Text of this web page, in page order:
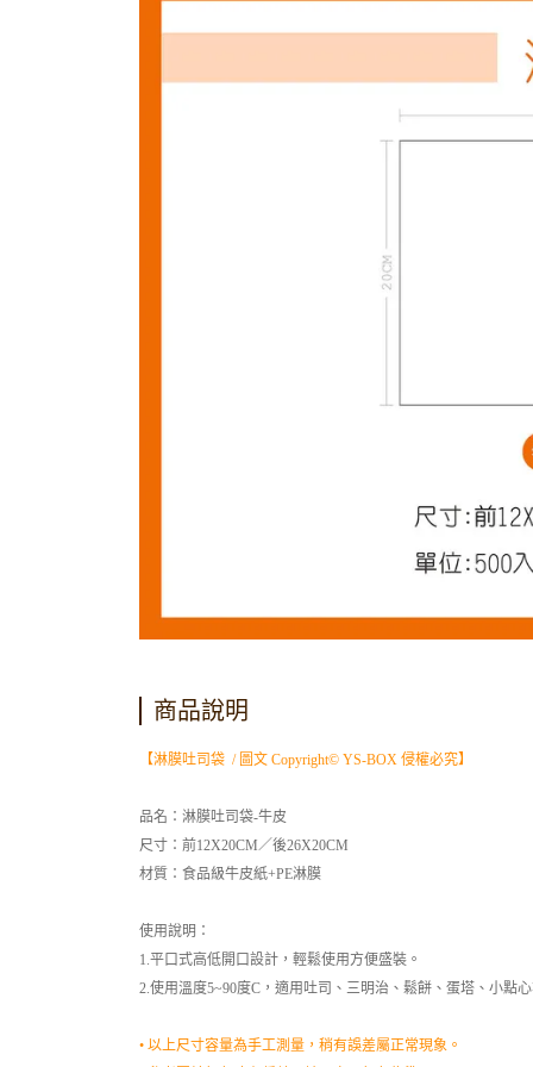
商品說明
【淋膜吐司袋 / 圖文 Copyright© YS-BOX 侵權必究】
品名：淋膜吐司袋-牛皮
尺寸：前12X20CM／後26X20CM
材質：食品級牛皮紙+PE淋膜
使用說明：
1.平口式高低開口設計，輕鬆使用方便盛裝。
2.使用溫度5~90度C，適用吐司、三明治、鬆餅、蛋塔、小點
• 以上尺寸容量為手工測量，稍有誤差屬正常現象。